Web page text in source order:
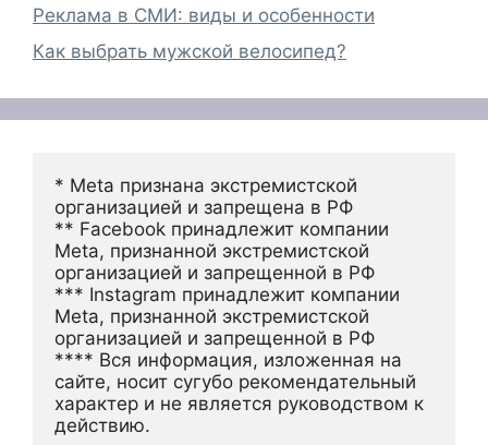
Реклама в СМИ: виды и особенности
Как выбрать мужской велосипед?
* Meta признана экстремистской
организацией и запрещена в РФ
** Facebook принадлежит компании
Meta, признанной экстремистской
организацией и запрещенной в РФ
*** Instagram принадлежит компании
Meta, признанной экстремистской
организацией и запрещенной в РФ
**** Вся информация, изложенная на
сайте, носит сугубо рекомендательный
характер и не является руководством к
действию.